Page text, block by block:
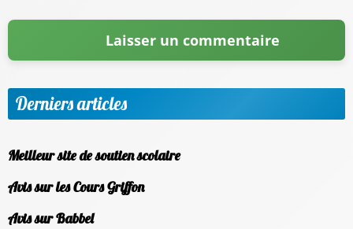
Derniers articles
Meilleur site de soutien scolaire
Avis sur les Cours Griffon
Avis sur Babbel